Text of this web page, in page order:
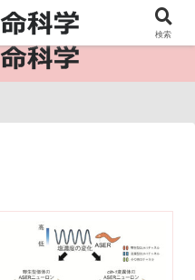
情報インフラ。
検索